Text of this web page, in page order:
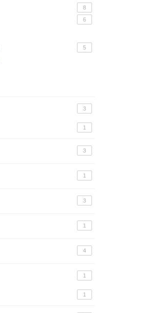
8
6
5
3
1
3
1
3
1
4
1
1